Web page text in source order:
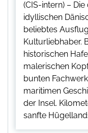
(CIS-intern) –
idyllischen
beliebtes
Kulturliebhaber.
historischen
malerischen
bunten
maritimen
der Insel.
sanfte